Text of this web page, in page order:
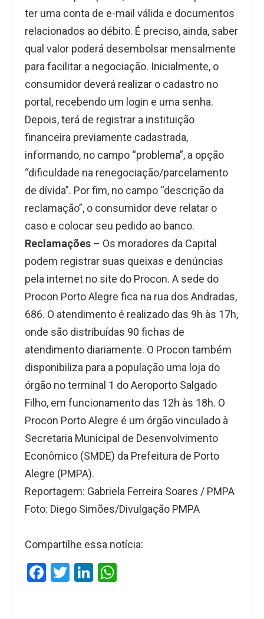
ter uma conta de e-mail válida e documentos
relacionados ao débito. É preciso, ainda, saber
qual valor poderá desembolsar mensalmente
para facilitar a negociação. Inicialmente, o
consumidor deverá realizar o cadastro no
portal, recebendo um login e uma senha.
Depois, terá de registrar a instituição
financeira previamente cadastrada,
informando, no campo “problema”, a opção
“dificuldade na renegociação/parcelamento
de dívida”. Por fim, no campo “descrição da
reclamação”, o consumidor deve relatar o
caso e colocar seu pedido ao banco.
Reclamações – Os moradores da Capital
podem registrar suas queixas e denúncias
pela internet no site do Procon. A sede do
Procon Porto Alegre fica na rua dos Andradas,
686. O atendimento é realizado das 9h às 17h,
onde são distribuídas 90 fichas de
atendimento diariamente. O Procon também
disponibiliza para a população uma loja do
órgão no terminal 1 do Aeroporto Salgado
Filho, em funcionamento das 12h às 18h. O
Procon Porto Alegre é um órgão vinculado à
Secretaria Municipal de Desenvolvimento
Econômico (SMDE) da Prefeitura de Porto
Alegre (PMPA).
Reportagem: Gabriela Ferreira Soares / PMPA
Foto: Diego Simões/Divulgação PMPA
Compartilhe essa notícia:
F
T
Li